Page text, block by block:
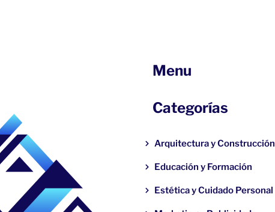
Menu
Categorías
Arquitectura y Construcción
Educación y Formación
Estética y Cuidado Personal